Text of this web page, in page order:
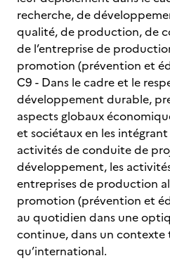
recherche, de
qualité, de production, de
de l’entreprise de
promotion (prévention et
C9 - Dans le cadre et le
développement durable,
aspects globaux
et sociétaux en les
activités de conduite de
développement, les
entreprises de production
promotion (prévention et
au quotidien dans une
continue, dans un
qu’international.